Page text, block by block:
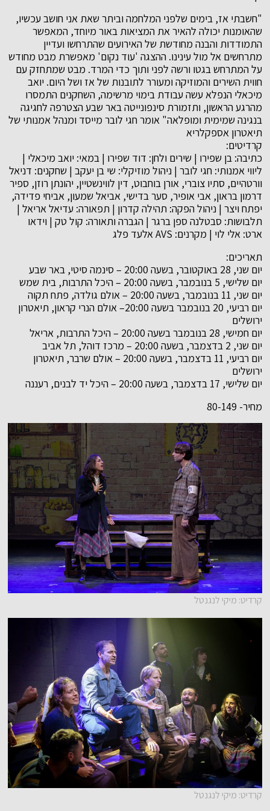
"חשבתי אז, בימים שלפני המלחמה וביתר שאת אני חושב עכשיו,
שהאומנות יכולה להאיר את המציאות באור מיוחד, המאפשר
התמודדות והבנה מחודשת של האירועים שהתרחשו ועדיין
מתרחשים אל מול עינינו. ההצגה 'עוד נקום' מאפשרת מבט מחודש
על המתרחש בגטו ורשה לפני ותוך כדי המרד. מבט שמתחזק עם
חווית השירים והמוזיקה ומעורר לתובנות של אז ושל היום. יואב
מיכאלי הנפלא עשה עבודת בימוי מרשימה, השחקנים התמסרו
מהרגע הראשון, ותזמורת סינפונייטה באר שבע הצטרפה לחגיגה
בנגינה שמימית ומופלאה" אומר חגי לובר מייסד ומנהל אמנותי של
תיאטרון אספקלריא
קרדיטים:
כתיבה: בן שפירו | שירים ולחן: דוד שפירו | במאי: יואב מיכאלי |
ליווי אמנותי: חגי לובר | ניהול מוזיקלי: שי בן יעקב | שחקנים: דניאל
וורטהיים, סתיו צוברי, אורן בוחבוט, דין לווינשטיין, יהונתן רוזן, ספיר
דרמון בראון, אבי אופיר, סער בדישי, אביאל שמעון, אביחי פדידה,
יפתח ויצר | ניהול הפקה: תהילה קדרון | תפאורה: עדיאל אריאל |
תלבושות: סבטלנה ספן ברגר | הגברה ותאורה: קול טק | וידאו
ארט: אלי לוי | מקרנים: AVS אלעד פלג
תאריכים:
יום שני, 28 באוקטובר, בשעה 20:00 – סינמה סיטי, באר שבע
יום שלישי, 5 בנובמבר, בשעה 20:00 – היכל התרבות, בית שמש
יום שני, 11 בנובמבר, בשעה 20:00 – אולם גולדה, פתח תקוה
יום רביעי, 20 בנובמבר בשעה 20:00– אולם הנרי קראון, תיאטרון
ירושלים
יום חמישי, 28 בנובמבר בשעה 20:00 – היכל התרבות, אריאל
יום שני, 2 בדצמבר, בשעה 20:00 – מרכז דוהל, תל אביב
יום רביעי, 11 בדצמבר, בשעה 20:00 – אולם שרבר, תיאטרון
ירושלים
יום שלישי, 17 בדצמבר, בשעה 20:00 – היכל יד לבנים, רעננה
מחיר- 80-149
קרדיט: מיקי לנגנטל
קרדיט: מיקי לנגנטל